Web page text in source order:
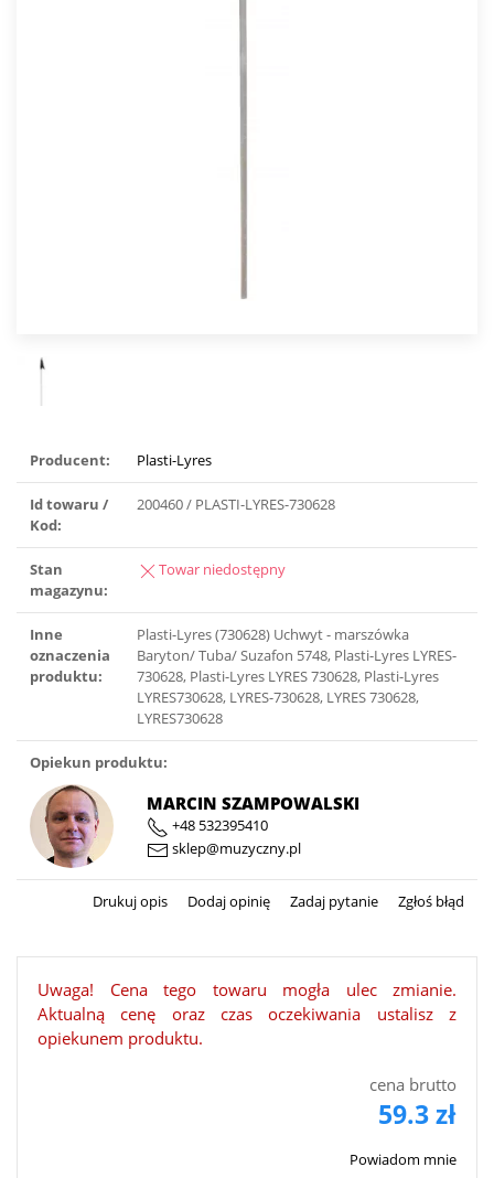
Producent: Plasti-Lyres
Id towaru /
Kod:
200460 / PLASTI-LYRES-730628
Stan
magazynu:
Towar niedostępny
Inne
oznaczenia
produktu:
Plasti-Lyres (730628) Uchwyt - marszówka
Baryton/ Tuba/ Suzafon 5748, Plasti-Lyres LYRES-
730628, Plasti-Lyres LYRES 730628, Plasti-Lyres
LYRES730628, LYRES-730628, LYRES 730628,
LYRES730628
Opiekun produktu:
MARCIN SZAMPOWALSKI
+48 532395410
sklep@muzyczny.pl
Drukuj opis Dodaj opinię Zadaj pytanie Zgłoś błąd
Uwaga! Cena tego towaru mogła ulec zmianie.
Aktualną cenę oraz czas oczekiwania ustalisz z
opiekunem produktu.
cena brutto
59.3 zł
Powiadom mnie